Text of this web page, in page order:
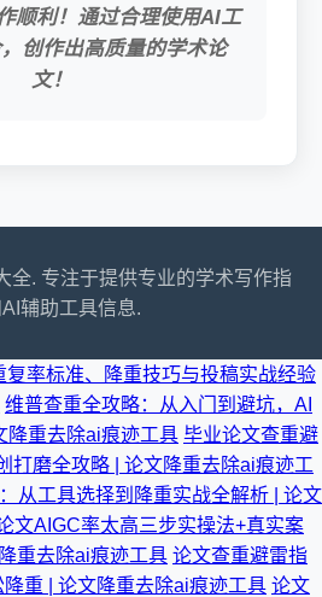
顺利！通过合理使用AI工
创作出高质量的学术论
文！
全. 专注于提供专业的学术写作指
辅助工具信息.
率标准、降重技巧与投稿实战经验
维普查重全攻略：从入门到避坑，AI
降重去除ai痕迹工具 毕业论文查重避
打磨全攻略 | 论文降重去除ai痕迹工
从工具选择到降重实战全解析 | 论文
文AIGC率太高三步实操法+真实案
重去除ai痕迹工具 论文查重避雷指
重 | 论文降重去除ai痕迹工具 论文